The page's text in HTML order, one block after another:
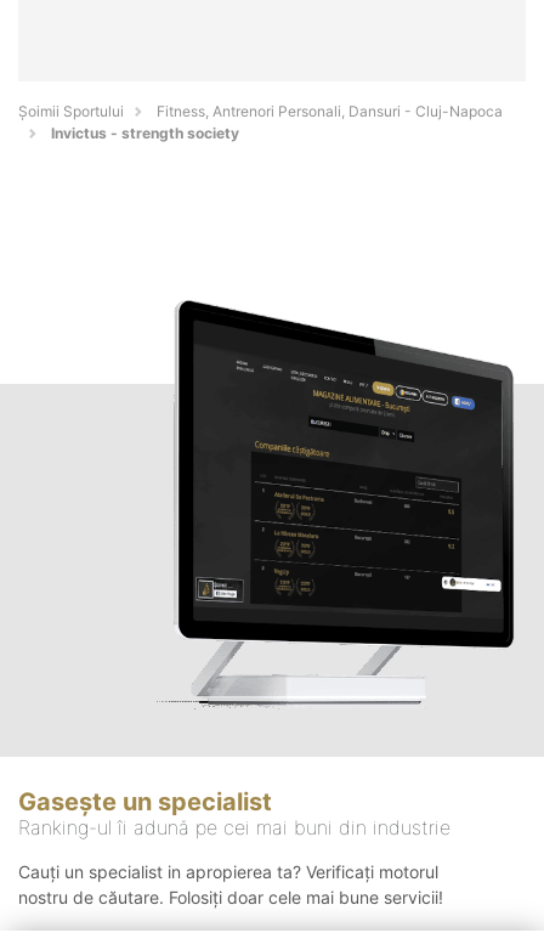
Șoimii Sportului
Fitness, Antrenori Personali, Dansuri - Cluj-Napoca
Invictus - strength society
Gasește un specialist
Ranking-ul îi adună pe cei mai buni din industrie
Cauți un specialist in apropierea ta? Verificați motorul
nostru de căutare. Folosiți doar cele mai bune servicii!